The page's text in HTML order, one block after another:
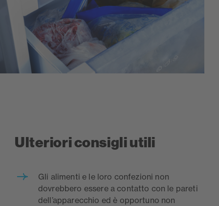
Ulteriori consigli utili
Gli alimenti e le loro confezioni non
dovrebbero essere a contatto con le pareti
dell’apparecchio ed è opportuno non